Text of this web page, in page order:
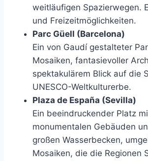
weitläufigen Spazierwegen.
und Freizeitmöglichkeiten.
Parc Güell (Barcelona)
Ein von Gaudí gestalteter
Mosaiken, fantasievoller
spektakulärem Blick auf die
UNESCO-Weltkulturerbe.
Plaza de España (Sevilla)
Ein beeindruckender Platz
monumentalen Gebäuden
großen Wasserbecken,
Mosaiken, die die Regionen